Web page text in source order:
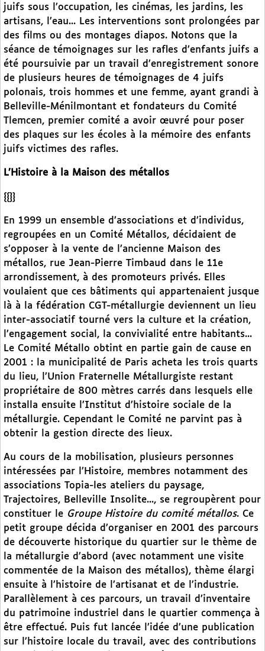
juifs sous l’occupation, les cinémas, les jardins, les
artisans, l’eau... Les interventions sont prolongées par
des films ou des montages diapos. Notons que la
séance de témoignages sur les rafles d’enfants juifs a
été poursuivie par un travail d’enregistrement sonore
de plusieurs heures de témoignages de 4 juifs
polonais, trois hommes et une femme, ayant grandi à
Belleville-Ménilmontant et fondateurs du Comité
Tlemcen, premier comité a avoir œuvré pour poser
des plaques sur les écoles à la mémoire des enfants
juifs victimes des rafles.
L’Histoire à la Maison des métallos
{{}}
En 1999 un ensemble d’associations et d’individus,
regroupées en un Comité Métallos, décidaient de
s’opposer à la vente de l’ancienne Maison des
métallos, rue Jean-Pierre Timbaud dans le 11e
arrondissement, à des promoteurs privés. Elles
voulaient que ces bâtiments qui appartenaient jusque
là à la fédération CGT-métallurgie deviennent un lieu
inter-associatif tourné vers la culture et la création,
l’engagement social, la convivialité entre habitants...
Le Comité Métallo obtint en partie gain de cause en
2001 : la municipalité de Paris acheta les trois quarts
du lieu, l’Union Fraternelle Métallurgiste restant
propriétaire de 800 mètres carrés dans lesquels elle
installa ensuite l’Institut d’histoire sociale de la
métallurgie. Cependant le Comité ne parvint pas à
obtenir la gestion directe des lieux.
Au cours de la mobilisation, plusieurs personnes
intéressées par l’Histoire, membres notamment des
associations Topia-les ateliers du paysage,
Trajectoires, Belleville Insolite..., se regroupèrent pour
constituer le Groupe Histoire du comité métallos. Ce
petit groupe décida d’organiser en 2001 des parcours
de découverte historique du quartier sur le thème de
la métallurgie d’abord (avec notamment une visite
commentée de la Maison des métallos), thème élargi
ensuite à l’histoire de l’artisanat et de l’industrie.
Parallèlement à ces parcours, un travail d’inventaire
du patrimoine industriel dans le quartier commença à
être effectué. Puis fut lancée l’idée d’une publication
sur l’histoire locale du travail, avec des contributions